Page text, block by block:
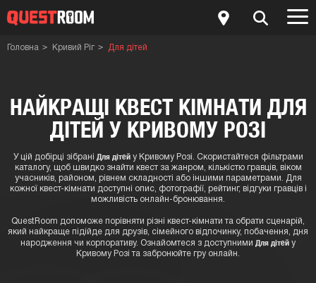
Головна Кривий Ріг Для дітей
НАЙКРАЩІ КВЕСТ КІМНАТИ ДЛЯ
ДІТЕЙ У КРИВОМУ РОЗІ
У цій добірці зібрані Для дітейу Кривому Розі. Скористайтеся фільтрами
каталогу, щоб швидко знайти квест за жанром, кількістю гравців, віком
учасників, районом, рівнем складності або іншими параметрами. Для
кожної квест-кімнати доступні опис, фотографії, рейтинг, відгуки гравців і
можливість онлайн-бронювання.
QuestRoom допоможе порівняти різні квест-кімнати та обрати сценарій,
який найкраще підійде для друзів, сімейного відпочинку, побачення, дня
народження чи корпоративу. Ознайомтеся з доступними Для дітей у
Кривому Розі та забронюйте гру онлайн.